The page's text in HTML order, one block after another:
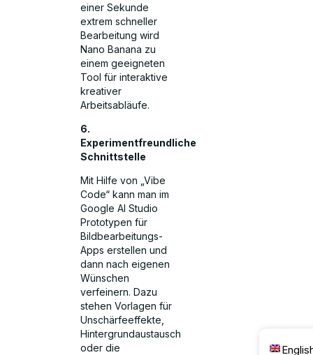
einer Sekunde
extrem schneller
Bearbeitung wird
Nano Banana zu
einem geeigneten
Tool für interaktive
kreativer
Arbeitsabläufe.
6.
Experimentfreundliche
Schnittstelle
Mit Hilfe von „Vibe
Code“ kann man im
Google AI Studio
Prototypen für
Bildbearbeitungs-
Apps erstellen und
dann nach eigenen
Wünschen
verfeinern. Dazu
stehen Vorlagen für
Unschärfeeffekte,
Hintergrundaustausch
oder die